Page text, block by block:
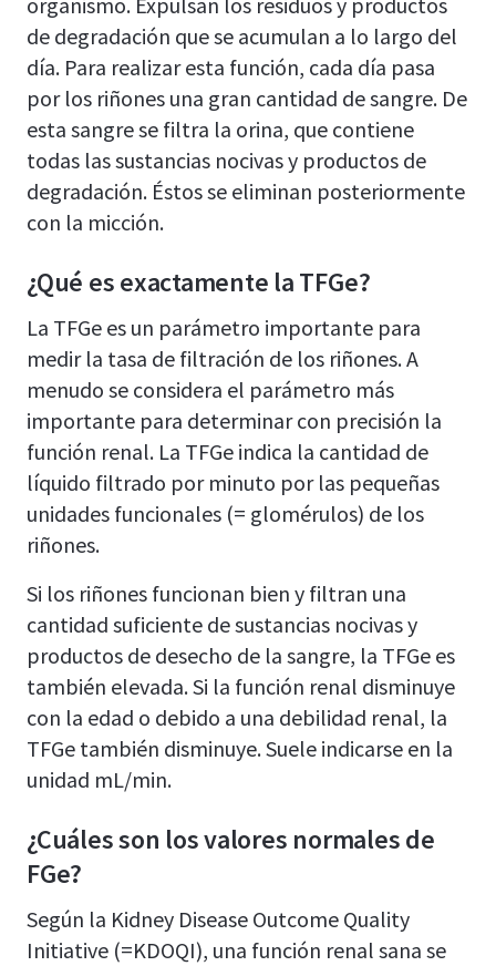
de degradación que se acumulan a lo largo del
día. Para realizar esta función, cada día pasa
por los riñones una gran cantidad de sangre. De
esta sangre se filtra la orina, que contiene
todas las sustancias nocivas y productos de
degradación. Éstos se eliminan posteriormente
con la micción.
¿Qué es exactamente la TFGe?
La TFGe es un parámetro importante para
medir la tasa de filtración de los riñones. A
menudo se considera el parámetro más
importante para determinar con precisión la
función renal. La TFGe indica la cantidad de
líquido filtrado por minuto por las pequeñas
unidades funcionales (= glomérulos) de los
riñones.
Si los riñones funcionan bien y filtran una
cantidad suficiente de sustancias nocivas y
productos de desecho de la sangre, la TFGe es
también elevada. Si la función renal disminuye
con la edad o debido a una debilidad renal, la
TFGe también disminuye. Suele indicarse en la
unidad mL/min.
¿Cuáles son los valores normales de
FGe?
Según la Kidney Disease Outcome Quality
Initiative (=KDOQI), una función renal sana se